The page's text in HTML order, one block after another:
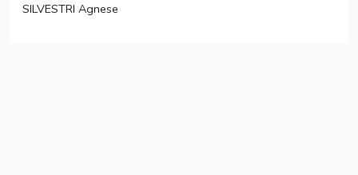
SILVESTRI Agnese